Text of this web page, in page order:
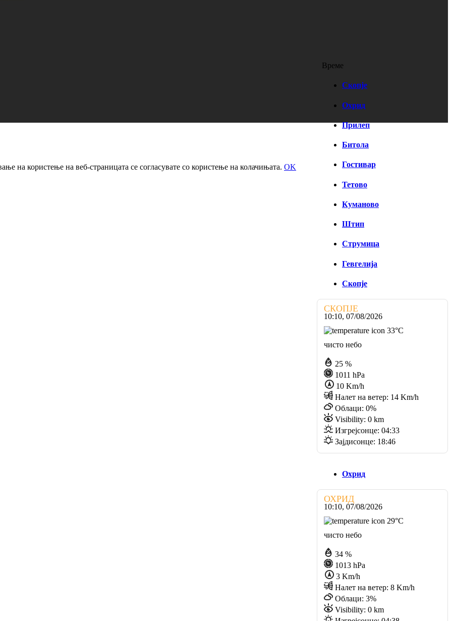
Време
Скопје
Охрид
Прилеп
Битола
Гостивар
Тетово
Куманово
Штип
Струмица
Гевгелија
Скопје
СКОПЈЕ
10:10, 07/08/2026
33°C
чисто небо
25 %
1011 hPa
10 Km/h
Налет на ветер: 14 Km/h
Облаци: 0%
Visibility: 0 km
Изгрејсонце: 04:33
Зајдисонце: 18:46
Охрид
ОХРИД
10:10, 07/08/2026
29°C
чисто небо
34 %
1013 hPa
3 Km/h
Налет на ветер: 8 Km/h
Облаци: 3%
Visibility: 0 km
на користење на веб-страницата се согласувате со користење на колачињата. OK